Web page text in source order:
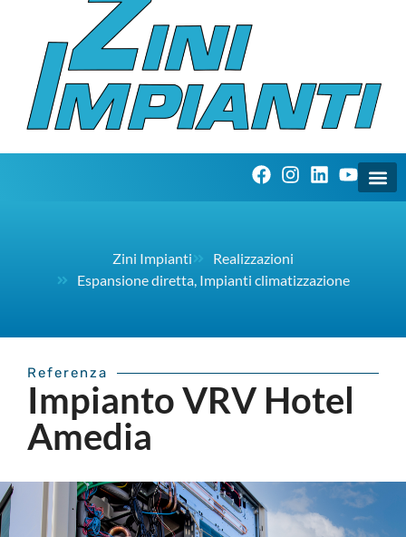
Zini Impianti
Realizzazioni
Espansione diretta, Impianti climatizzazione
Referenza
Impianto VRV Hotel
Amedia